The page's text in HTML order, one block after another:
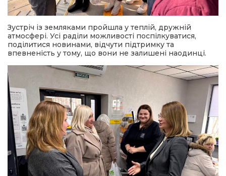
Зустріч із земляками пройшла у теплій, дружній
атмосфері. Усі раділи можливості поспілкуватися,
поділитися новинами, відчути підтримку та
впевненість у тому, що вони не залишені наодинці.